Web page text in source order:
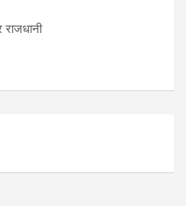
राजधानी